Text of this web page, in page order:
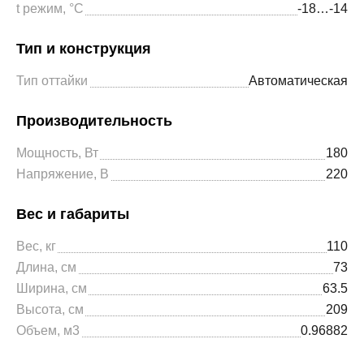
t режим, °С -18…-14
Тип и конструкция
Тип оттайки Автоматическая
Производительность
Мощность, Вт
180
Напряжение, В
220
Вес и габариты
Вес, кг
110
Длина, см
73
Ширина, см
63.5
Высота, см
209
Объем, м3
0.96882